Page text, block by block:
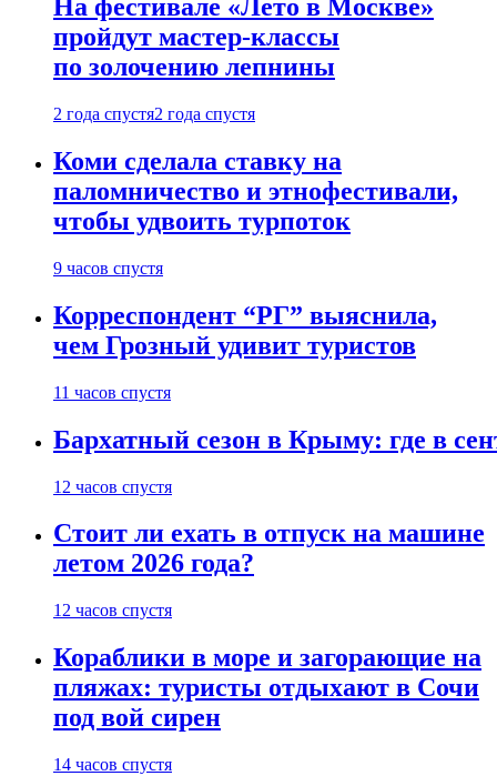
На фестивале «Лето в Москве»
пройдут мастер-классы
по золочению лепнины
2 года спустя2 года спустя
Коми сделала ставку на
паломничество и этнофестивали,
чтобы удвоить турпоток
9 часов спустя
Корреспондент “РГ” выяснила,
чем Грозный удивит туристов
11 часов спустя
Бархатный сезон в Крыму: где в
12 часов спустя
Стоит ли ехать в отпуск на машине
летом 2026 года?
12 часов спустя
Кораблики в море и загорающие на
пляжах: туристы отдыхают в Сочи
под вой сирен
14 часов спустя